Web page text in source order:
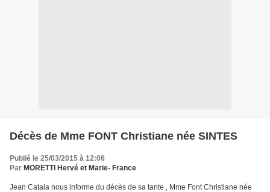
Décès de Mme FONT Christiane née SINTES
Publié le 25/03/2015 à 12:06
Par MORETTI Hervé et Marie- France
Jean Catala nous informe du décès de sa tante , Mme Font Christiane née